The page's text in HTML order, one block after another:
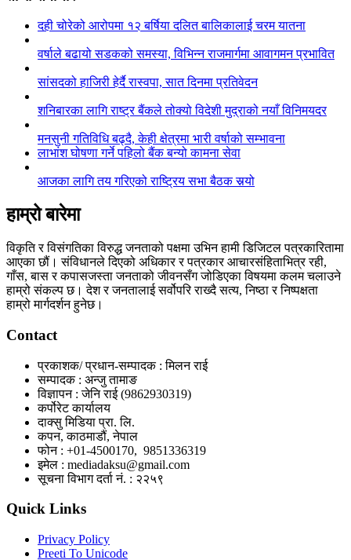
दही चोरेको आरोपमा १२ बर्षिया दलित बालिकालाई चरम यातना
वर्षाले बढायो सडकको समस्या, विभिन्न राजमार्गमा आवागमन प्रभावित
सांसदको हाजिरी हेर्दै रास्वपा, सात दिनमा प्रतिवेदन
शनिबारका लागि राष्ट्र बैंकले तोक्यो विदेशी मुद्राको नयाँ विनिमयदर
मनसुनी गतिविधि बढ्दै, केही क्षेत्रमा भारी वर्षाको सम्भावना
लाभांश घोषणा गर्ने पहिलो बैंक बन्यो कामना सेवा
आजका लागि तय गरिएको राष्ट्रिय सभा बैठक सर्‍यो
हाम्रो बारेमा
विकृति र विसंगतिका विरुद्ध जनताको पक्षमा उभिन हामी डिजिटल पत्रकारितामा
आएका छौं। संविधानले दिएको अधिकार र पत्रकार आचारसंहिताभित्र रही,
गाँस, बास र कपासजस्ता जनताको जीवनसँग जोडिएका विषयमा कलम चलाउने
हाम्रो संकल्प छ। देश र जनतालाई सर्वोपरि राख्दै सत्य, निष्ठा र निष्पक्षता
हाम्रो मार्गदर्शन हुनेछ।
Contact
प्रकाशक/ प्रधान-सम्पादक : मिलन राई
सम्पादक : अन्जु तामाङ
विज्ञापन : जेनि राई (9862930319)
कर्पोरेट कार्यालय
दाक्सु मिडिया प्रा. लि.
कपन, काठमाडौं, नेपाल
फोन : +01-4500170, 9851336319
इमेल : mediadaksu@gmail.com
सूचना विभाग दर्ता नं. : २२५९
Quick Links
Privacy Policy
Preeti To Unicode